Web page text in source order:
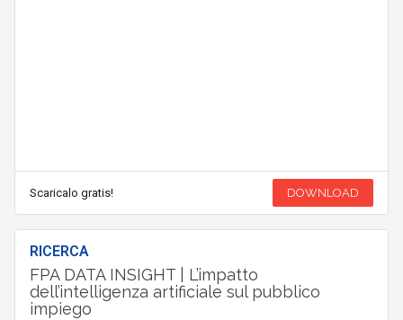
Scaricalo gratis! DOWNLOAD
RICERCA
FPA DATA INSIGHT | L’impatto
dell’intelligenza artificiale sul pubblico
impiego